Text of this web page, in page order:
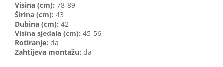
Visina (cm): 78-89
Širina (cm): 43
Dubina (cm): 42
Visina sjedala (cm): 45-56
Rotiranje: da
Zahtijeva montažu: da